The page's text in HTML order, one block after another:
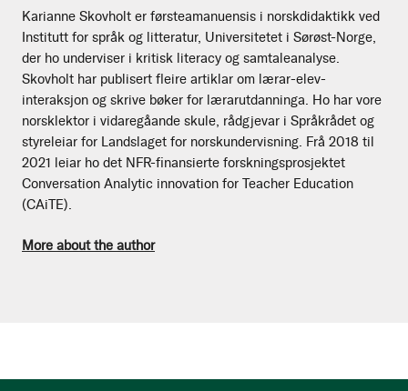
Karianne Skovholt er førsteamanuensis i norskdidaktikk ved
Institutt for språk og litteratur, Universitetet i Sørøst-Norge,
der ho underviser i kritisk literacy og samtaleanalyse.
Skovholt har publisert fleire artiklar om lærar-elev-
interaksjon og skrive bøker for lærarutdanninga. Ho har vore
norsklektor i vidaregåande skule, rådgjevar i Språkrådet og
styreleiar for Landslaget for norskundervisning. Frå 2018 til
2021 leiar ho det NFR-finansierte forskningsprosjektet
Conversation Analytic innovation for Teacher Education
(CAiTE).
More about the author